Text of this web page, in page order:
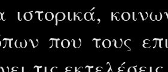
ιστορικά,
που τους